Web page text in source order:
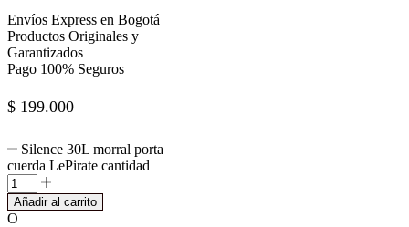
Envíos Express en Bogotá
Productos Originales y
Garantizados
Pago 100% Seguros
$ 199.000
Silence 30L morral porta
cuerda LePirate cantidad
Añadir al carrito
O